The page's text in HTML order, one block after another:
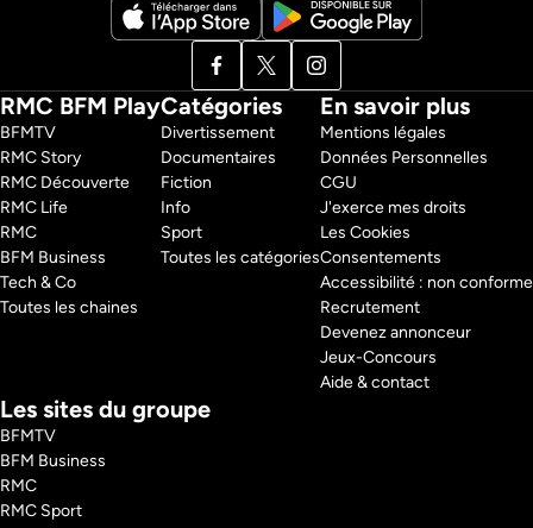
RMC BFM Play
BFMTV
RMC Story
RMC Découverte
RMC Life
RMC
BFM Business
Tech & Co
Toutes les chaines
Catégories
Divertissement
Documentaires
Fiction
Info
Sport
Toutes les catégories
En savoir plus
Mentions légales
Données Personnelles
CGU
J'exerce mes droits
Les Cookies
Consentements
Accessibilité : non conforme
Recrutement
Devenez annonceur
Jeux-Concours
Aide & contact
Les sites du groupe
BFMTV
BFM Business
RMC
RMC Sport